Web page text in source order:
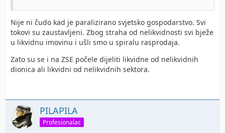
Nije ni čudo kad je paralizirano svjetsko gospodarstvo. Svi
tokovi su zaustavljeni. Zbog straha od nelikvidnosti svi bježe
u likvidnu imovinu i ušli smo u spiralu rasprodaja.
Zato su se i na ZSE počele dijeliti likvidne od nelikvidnih
dionica ali likvidni od nelikvidnih sektora.
PILAPILA
Profesionalac